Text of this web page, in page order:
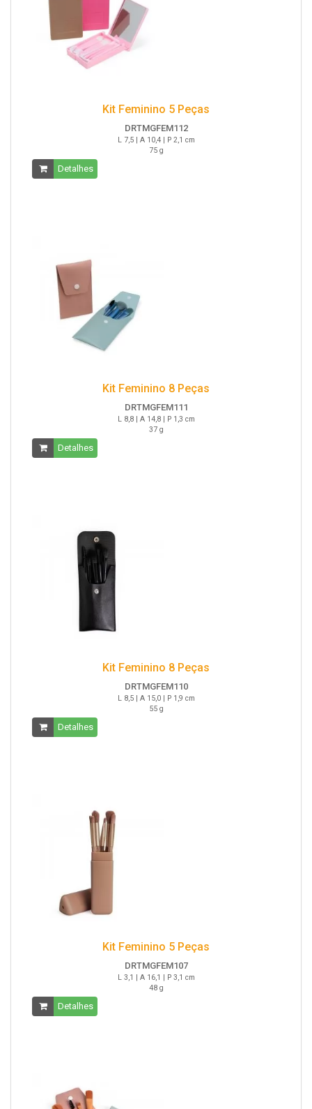
Kit Feminino 5 Peças
DRTMGFEM112
L 7,5 | A 10,4 | P 2,1 cm
75 g
Detalhes
Kit Feminino 8 Peças
DRTMGFEM111
L 8,8 | A 14,8 | P 1,3 cm
37 g
Detalhes
Kit Feminino 8 Peças
DRTMGFEM110
L 8,5 | A 15,0 | P 1,9 cm
55 g
Detalhes
Kit Feminino 5 Peças
DRTMGFEM107
L 3,1 | A 16,1 | P 3,1 cm
48 g
Detalhes